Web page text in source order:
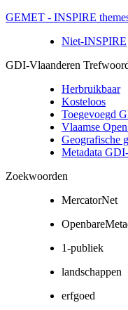
GEMET - INSPIRE
Niet-INSPIRE
GDI-Vlaanderen
Herbruikbaar
Kosteloos
Toegevoegd
Vlaamse
Geografische
Metadata
Zoekwoorden
MercatorNet
1-publiek
landschappen
erfgoed